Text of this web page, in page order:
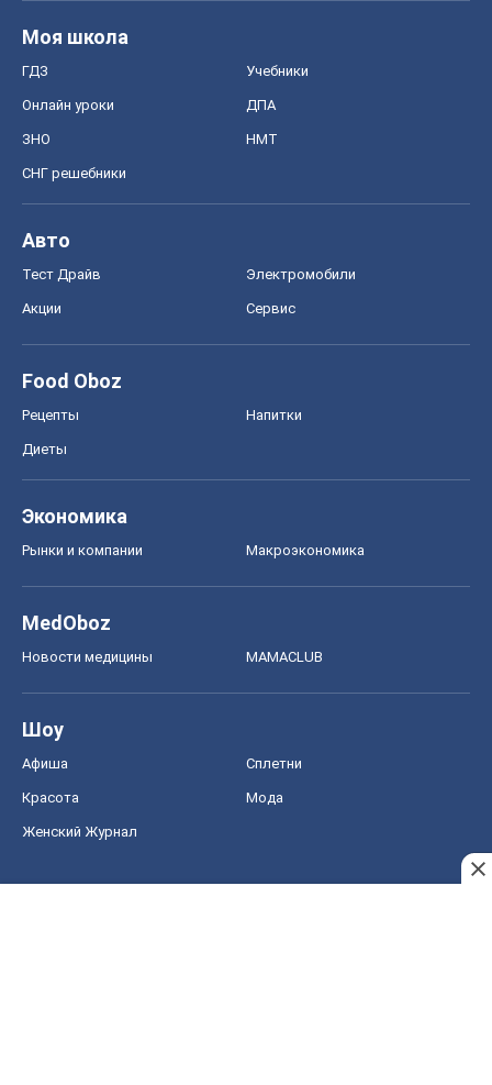
Моя школа
ГДЗ Учебники
Онлайн уроки ДПА
ЗНО НМТ
СНГ решебники
Авто
Тест Драйв Электромобили
Акции Сервис
Food Oboz
Рецепты Напитки
Диеты
Экономика
Рынки и компании Mакроэкономика
MedOboz
Новости медицины MAMACLUB
Шоу
Афиша Сплетни
Красота Мода
Женский Журнал